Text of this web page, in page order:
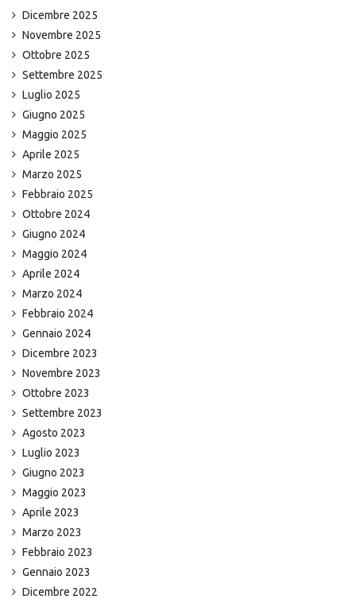
Dicembre 2025
Novembre 2025
Ottobre 2025
Settembre 2025
Luglio 2025
Giugno 2025
Maggio 2025
Aprile 2025
Marzo 2025
Febbraio 2025
Ottobre 2024
Giugno 2024
Maggio 2024
Aprile 2024
Marzo 2024
Febbraio 2024
Gennaio 2024
Dicembre 2023
Novembre 2023
Ottobre 2023
Settembre 2023
Agosto 2023
Luglio 2023
Giugno 2023
Maggio 2023
Aprile 2023
Marzo 2023
Febbraio 2023
Gennaio 2023
Dicembre 2022